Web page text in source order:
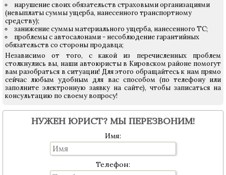
нарушение своих обязательств страховыми организациями
(невыплаты суммы ущерба, нанесенного транспортному
средству);
занижение суммы материального ущерба, нанесенного ТС;
проблемы с автосалонами - несоблюдение гарантийных
обязательств со стороны продавца;
Независимо от того, с какой из перечисленных проблем
столкнулись вы, наши автоюристы в Кировском районе помогут
вам разобраться в ситуации! Для этого обращайтесь к нам прямо
сейчас любым удобным для вас способом (по телефону или
заполните электронную заявку на сайте), чтобы записаться на
консультацию по своему вопросу!
НУЖЕН ЮРИСТ? МЫ ПЕРЕЗВОНИМ!
Имя:
Телефон: